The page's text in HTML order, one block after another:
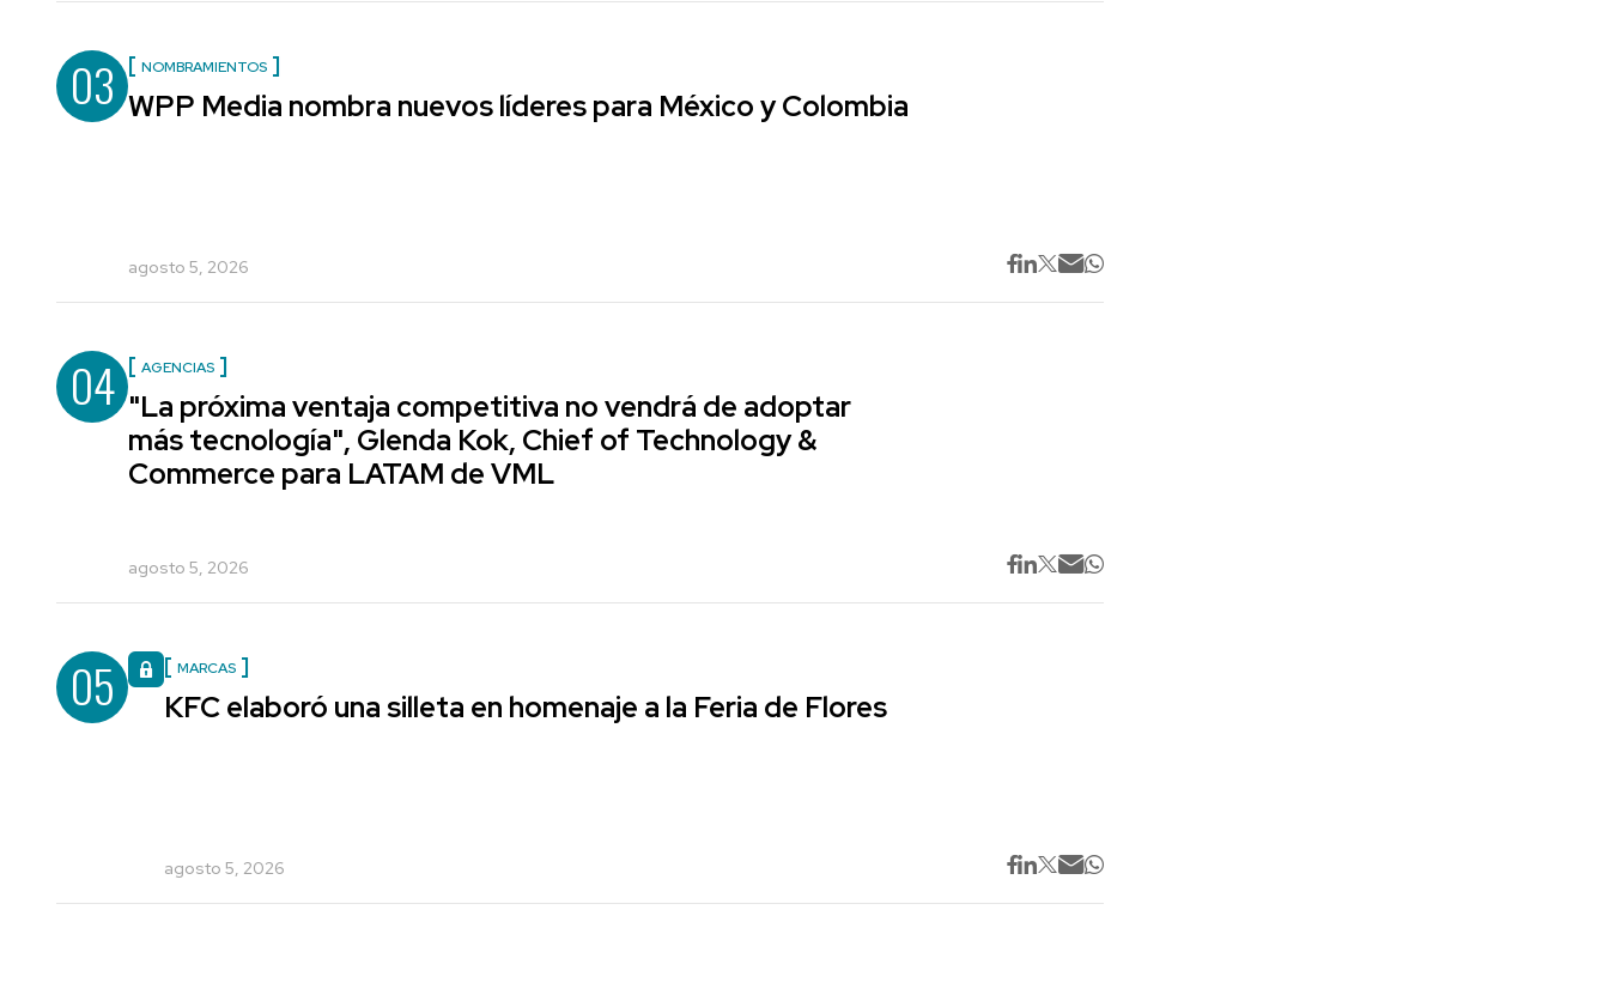
03 NOMBRAMIENTOS
WPP Media nombra nuevos líderes para México y Colombia
agosto 5, 2026
04 AGENCIAS
"La próxima ventaja competitiva no vendrá de adoptar
más tecnología", Glenda Kok, Chief of Technology &
Commerce para LATAM de VML
agosto 5, 2026
05 MARCAS
KFC elaboró una silleta en homenaje a la Feria de Flores
agosto 5, 2026